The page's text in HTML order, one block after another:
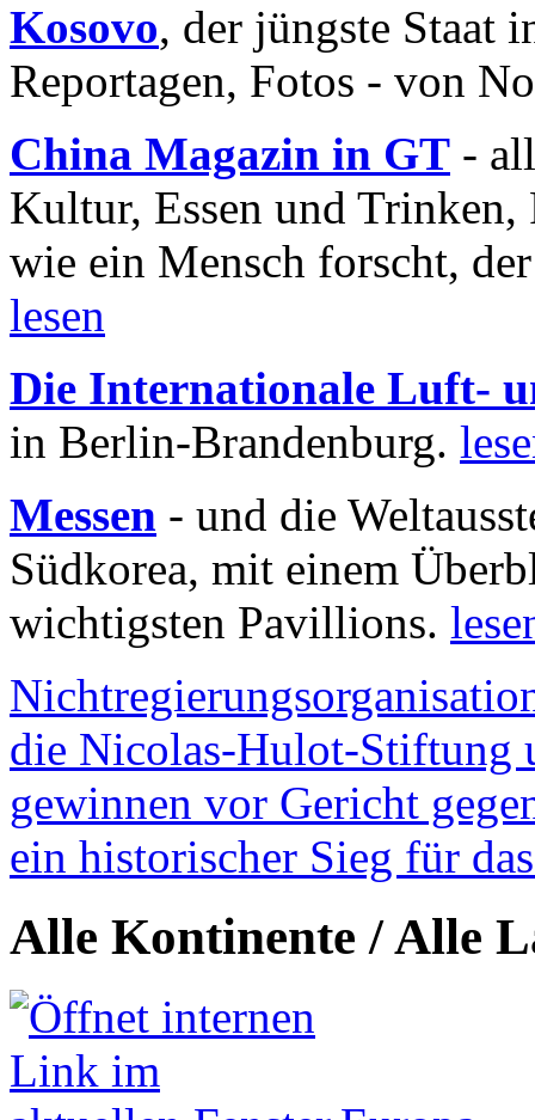
Kosovo, der jüngste Staat
Reportagen, Fotos - von
China Magazin in GT -
Kultur, Essen und
wie ein Mensch forscht,
lesen
Die Internationale Luft-
in Berlin-Brandenburg.
Messen - und die
Südkorea, mit einem
wichtigsten Pavillions.
die Nicolas-Hulot-Stiftung
gewinnen vor Gericht
ein historischer Sieg für
Alle Kontinente / Alle